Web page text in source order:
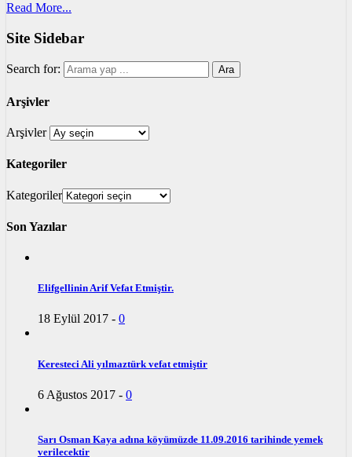
Read More...
Site Sidebar
Search for:
Arşivler
Arşivler
Kategoriler
Kategoriler
Son Yazılar
Elifgellinin Arif Vefat Etmiştir.
18 Eylül 2017 - 0
Keresteci Ali yılmaztürk vefat etmiştir
6 Ağustos 2017 - 0
Sarı Osman Kaya adına köyümüzde 11.09.2016 tarihinde yemek
verilecektir